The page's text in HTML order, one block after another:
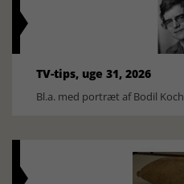
TV-tips, uge 31, 2026
Bl.a. med portræt af Bodil Koch